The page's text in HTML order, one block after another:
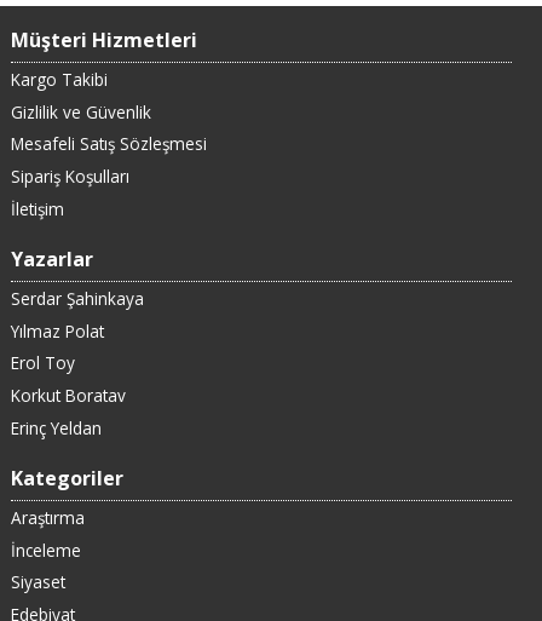
Müşteri Hizmetleri
Kargo Takibi
Gizlilik ve Güvenlik
Mesafeli Satış Sözleşmesi
Sipariş Koşulları
İletişim
Yazarlar
Serdar Şahinkaya
Yılmaz Polat
Erol Toy
Korkut Boratav
Erinç Yeldan
Kategoriler
Araştırma
İnceleme
Siyaset
Edebiyat